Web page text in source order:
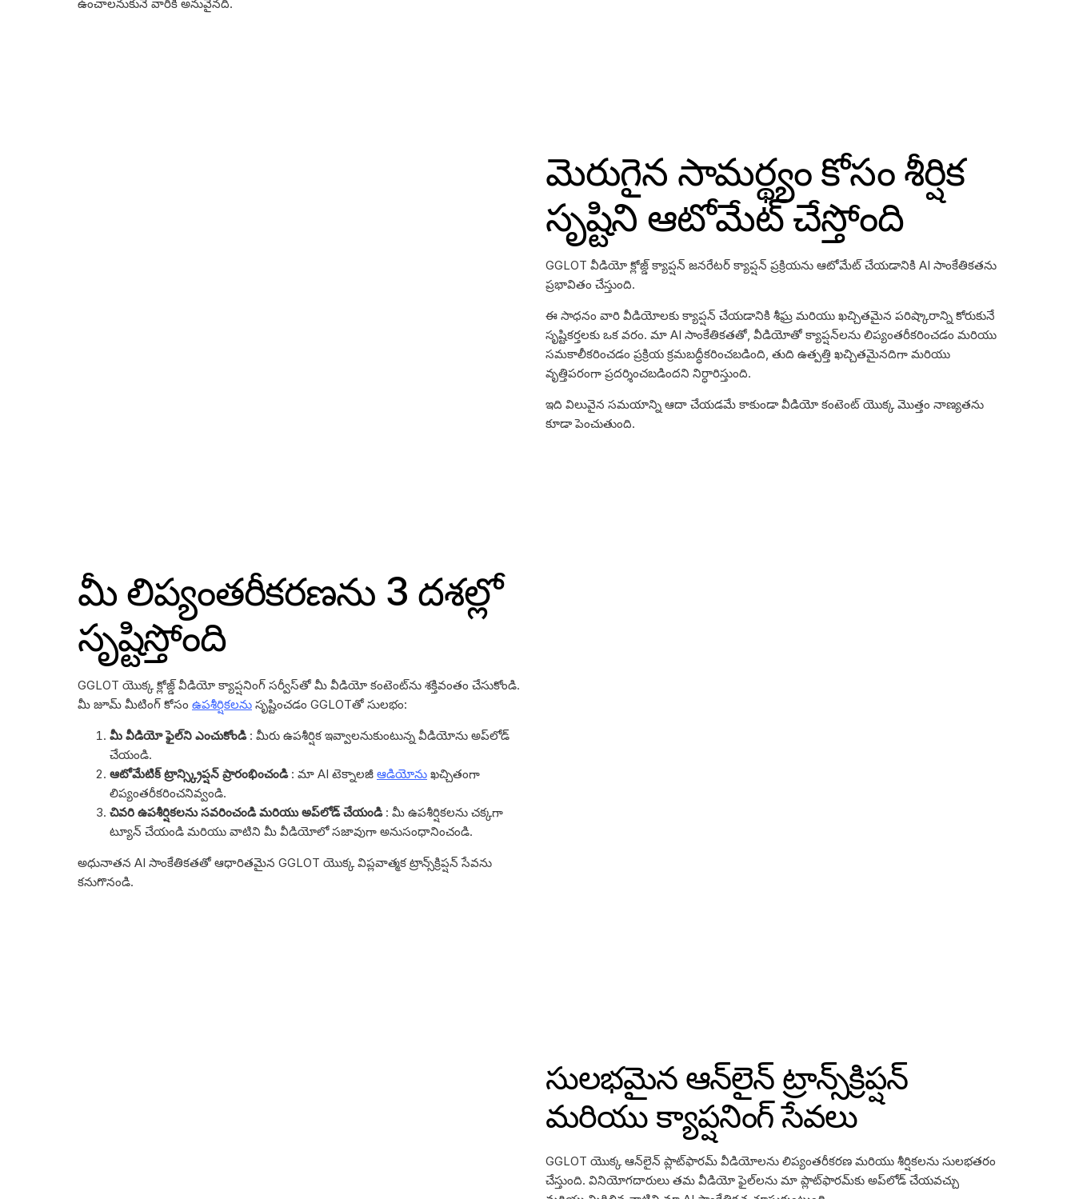
ఉంచాలనుకునే వారికి అనువైనది.
మెరుగైన సామర్థ్యం కోసం శీర్షిక
సృష్టిని ఆటోమేట్ చేస్తోంది
GGLOT వీడియో క్లోజ్డ్ క్యాప్షన్ జనరేటర్ క్యాప్షన్ ప్రక్రియను ఆటోమేట్ చేయడానికి AI సాంకేతికతను
ప్రభావితం చేస్తుంది.
ఈ సాధనం వారి వీడియోలకు క్యాప్షన్ చేయడానికి శీఘ్ర మరియు ఖచ్చితమైన పరిష్కారాన్ని కోరుకునే
సృష్టికర్తలకు ఒక వరం. మా AI సాంకేతికతతో, వీడియోతో క్యాప్షన్‌లను లిప్యంతరీకరించడం మరియు
సమకాలీకరించడం ప్రక్రియ క్రమబద్ధీకరించబడింది, తుది ఉత్పత్తి ఖచ్చితమైనదిగా మరియు
వృత్తిపరంగా ప్రదర్శించబడిందని నిర్ధారిస్తుంది.
ఇది విలువైన సమయాన్ని ఆదా చేయడమే కాకుండా వీడియో కంటెంట్ యొక్క మొత్తం నాణ్యతను
కూడా పెంచుతుంది.
మీ లిప్యంతరీకరణను 3 దశల్లో
సృష్టిస్తోంది
GGLOT యొక్క క్లోజ్డ్ వీడియో క్యాప్షనింగ్ సర్వీస్‌తో మీ వీడియో కంటెంట్‌ను శక్తివంతం చేసుకోండి.
మీ జూమ్ మీటింగ్ కోసం ఉపశీర్షికలను సృష్టించడం GGLOTతో సులభం:
మీ వీడియో ఫైల్‌ని ఎంచుకోండి: మీరు ఉపశీర్షిక ఇవ్వాలనుకుంటున్న వీడియోను అప్‌లోడ్
చేయండి.
ఆటోమేటిక్ ట్రాన్స్క్రిప్షన్ ప్రారంభించండి: మా AI టెక్నాలజీ ఆడియోను ఖచ్చితంగా
లిప్యంతరీకరించనివ్వండి.
చివరి ఉపశీర్షికలను సవరించండి మరియు అప్‌లోడ్ చేయండి: మీ ఉపశీర్షికలను చక్కగా
ట్యూన్ చేయండి మరియు వాటిని మీ వీడియోలో సజావుగా అనుసంధానించండి.
అధునాతన AI సాంకేతికతతో ఆధారితమైన GGLOT యొక్క విప్లవాత్మక ట్రాన్స్‌క్రిప్షన్ సేవను
కనుగొనండి.
సులభమైన ఆన్‌లైన్ ట్రాన్స్‌క్రిప్షన్
మరియు క్యాప్షనింగ్ సేవలు
GGLOT యొక్క ఆన్‌లైన్ ప్లాట్‌ఫారమ్ వీడియోలను లిప్యంతరీకరణ మరియు శీర్షికలను సులభతరం
చేస్తుంది. వినియోగదారులు తమ వీడియో ఫైల్‌లను మా ప్లాట్‌ఫారమ్‌కు అప్‌లోడ్ చేయవచ్చు